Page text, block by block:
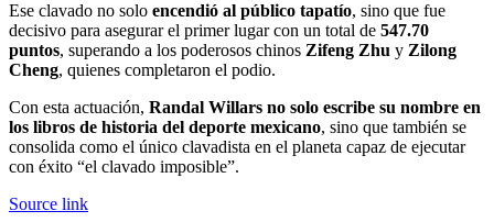
Ese clavado no solo encendió al público tapatío, sino que fue
decisivo para asegurar el primer lugar con un total de 547.70
puntos, superando a los poderosos chinos Zifeng Zhu y Zilong
Cheng, quienes completaron el podio.
Con esta actuación, Randal Willars no solo escribe su nombre en
los libros de historia del deporte mexicano, sino que también se
consolida como el único clavadista en el planeta capaz de ejecutar
con éxito “el clavado imposible”.
Source link